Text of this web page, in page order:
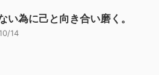
い為に己と向き合い磨く。
14